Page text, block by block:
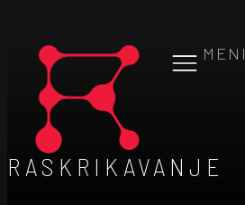
MENI
RASKRIKAVANJE